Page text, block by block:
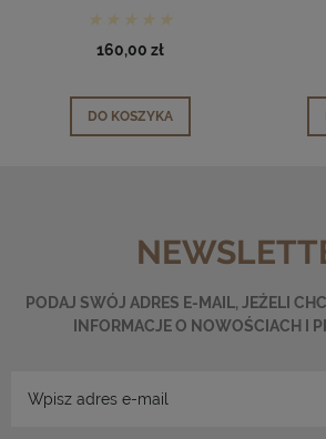
160,00 zł
DO KOSZYKA
PODAJ SWÓJ ADRES E-MAIL, JEŻELI
INFORMACJE O NOWOŚCIACH I